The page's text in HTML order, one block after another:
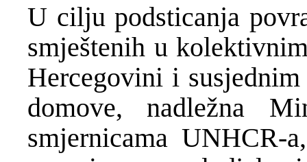
U cilju podsticanja
smještenih u
Hercegovini i
domove, nadležna
smjernicama UNHCR-